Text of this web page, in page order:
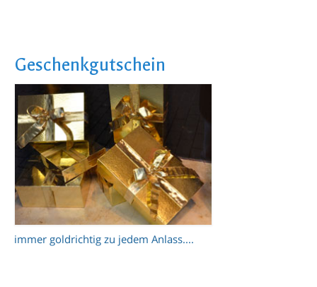
Geschenkgutschein
immer goldrichtig zu jedem Anlass....